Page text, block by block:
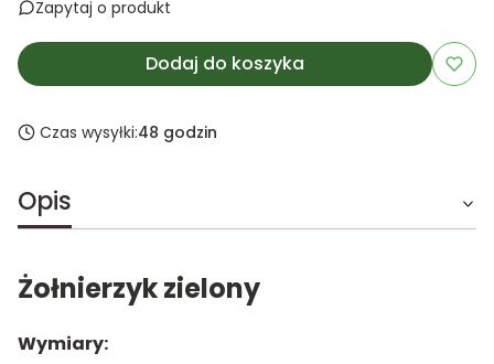
Zapytaj o produkt
Dodaj do koszyka
Czas wysyłki:48 godzin
Opis
Żołnierzyk zielony
Wymiary: